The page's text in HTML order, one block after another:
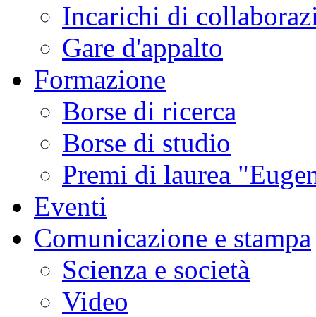
Incarichi di
Gare d'appalto
Formazione
Borse di ricerca
Borse di studio
Premi di laurea
Eventi
Comunicazione e stampa
Scienza e società
Video